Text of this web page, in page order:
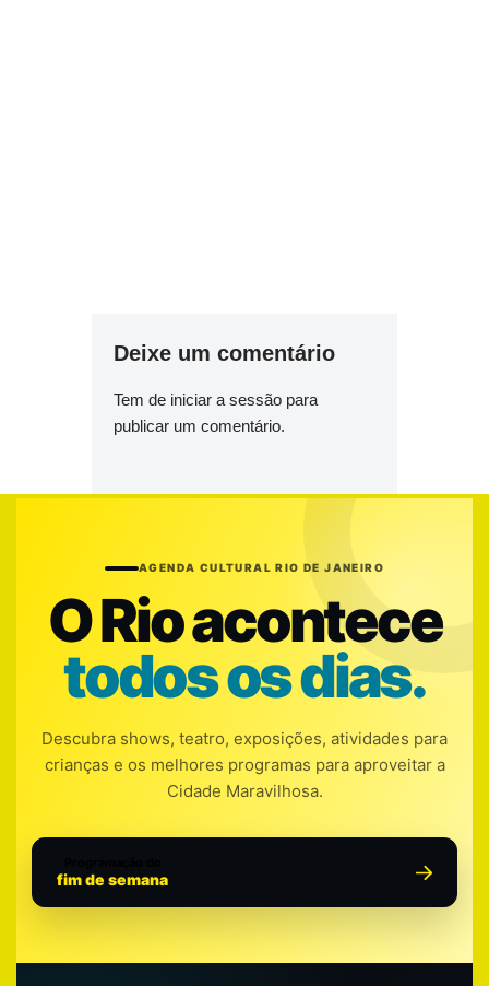
Deixe um comentário
Tem de iniciar a sessão para
publicar um comentário.
AGENDA CULTURAL RIO DE JANEIRO
O Rio acontece
todos os dias.
Descubra shows, teatro, exposições, atividades para
crianças e os melhores programas para aproveitar a
Cidade Maravilhosa.
fim de semana